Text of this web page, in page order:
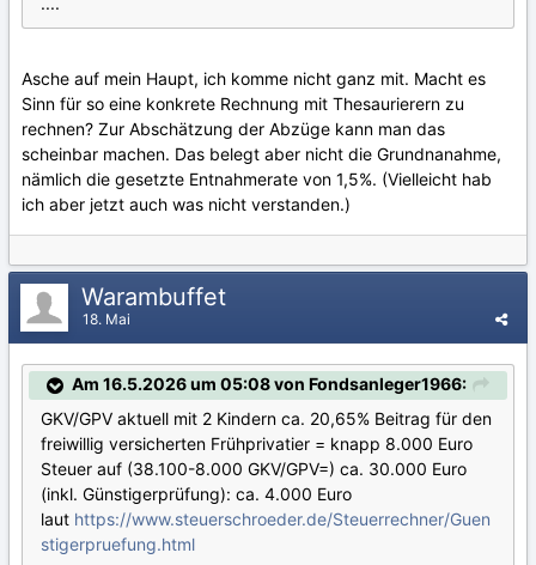
Asche auf mein Haupt, ich komme nicht ganz mit. Macht es
Sinn für so eine konkrete Rechnung mit Thesaurierern zu
rechnen? Zur Abschätzung der Abzüge kann man das
scheinbar machen. Das belegt aber nicht die Grundnanahme,
nämlich die gesetzte Entnahmerate von 1,5%. (Vielleicht hab
ich aber jetzt auch was nicht verstanden.)
Warambuffet
18. Mai
Am 16.5.2026 um 05:08 von Fondsanleger1966:
GKV/GPV aktuell mit 2 Kindern ca. 20,65% Beitrag für den
freiwillig versicherten Frühprivatier = knapp 8.000 Euro
Steuer auf (38.100-8.000 GKV/GPV=) ca. 30.000 Euro
(inkl. Günstigerprüfung): ca. 4.000 Euro
laut https://www.steuerschroeder.de/Steuerrechner/Guen
stigerpruefung.html